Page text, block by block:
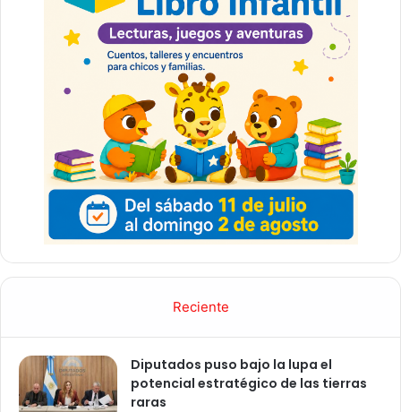
Reciente
Diputados puso bajo la lupa el
potencial estratégico de las tierras
raras